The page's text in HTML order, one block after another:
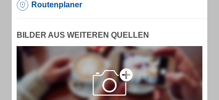
Routenplaner
BILDER AUS WEITEREN QUELLEN